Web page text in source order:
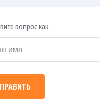
вопрос как: